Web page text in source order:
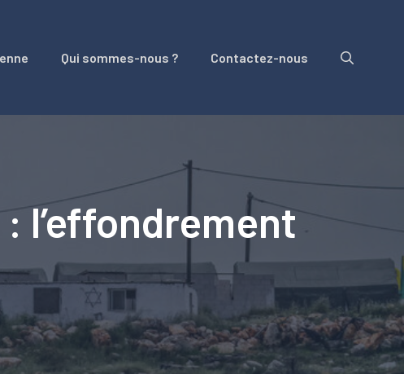
Qui sommes-nous ? Contactez-nous
l’effondrement